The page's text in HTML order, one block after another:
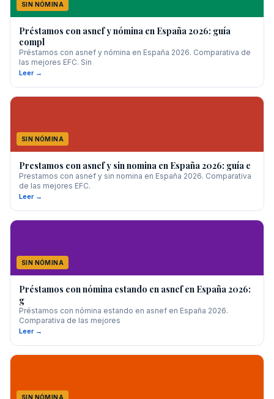
SIN NÓMINA
Préstamos con asnef y nómina en España 2026: guía
compl
Préstamos con asnef y nómina en España 2026. Comparativa de
las mejores EFC. Sin
Leer →
SIN NÓMINA
Prestamos con asnef y sin nomina en España 2026: guía c
Prestamos con asnef y sin nomina en España 2026. Comparativa
de las mejores EFC.
Leer →
SIN NÓMINA
Préstamos con nómina estando en asnef en España 2026:
g
Préstamos con nómina estando en asnef en España 2026.
Comparativa de las mejores
Leer →
SIN NÓMINA